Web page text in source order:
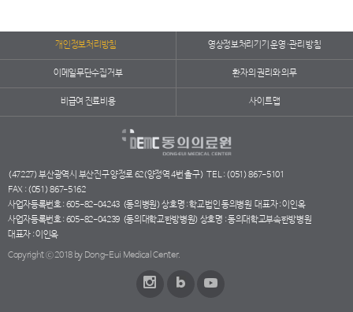
개인정보처리방침 영상정보처리기기 운영·관리 방침
이메일무단수집거부 환자의 권리와 의무
비급여 진료비용 사이트맵
(47227) 부산광역시 부산진구 양정로 62(양정역 4번 출구) TEL : (051) 867-5101
FAX : (051) 867-5162
사업자등록번호 : 605-82-04243 (동의병원) 상호명 : 학교법인 동의병원 대표자 : 이인옥
사업자등록번호 : 605-82-04239 (동의대학교한방병원) 상호명 : 동의대학교부속한방병원
대표자 : 이인옥
Copyright ⓒ 2018 by Dong-Eui Medical Center.